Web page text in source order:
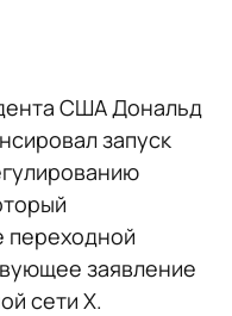
США Дональд
запуск
переходной
заявление
сети X.